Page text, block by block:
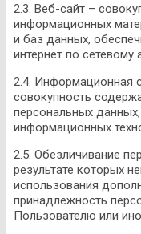
2.3. Веб-сайт –
информационных
и баз данных,
интернет по сетевому
2.4. Информационная
совокупность
персональных
информационных
2.5. Обезличивание
результате которых
использования
принадлежность
Пользователю или